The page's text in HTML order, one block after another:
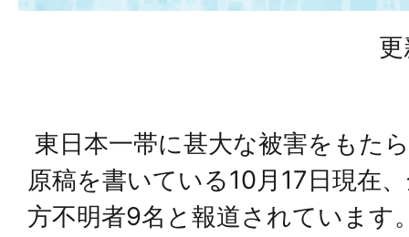
東日本一帯に甚大な被害をもた
原稿を書いている10月17日現在
方不明者9名と報道されています